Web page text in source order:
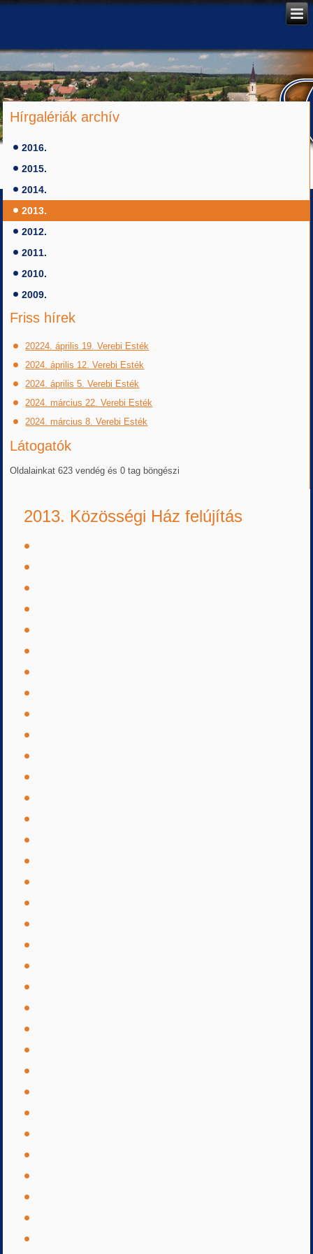
Hírgalériák archív
2016.
2015.
2014.
2013.
2012.
2011.
2010.
2009.
Friss hírek
20224. április 19. Verebi Esték
2024. április 12. Verebi Esték
2024. április 5. Verebi Esték
2024. március 22. Verebi Esték
2024. március 8. Verebi Esték
Látogatók
Oldalainkat 623 vendég és 0 tag böngészi
2013. Közösségi Ház felújítás